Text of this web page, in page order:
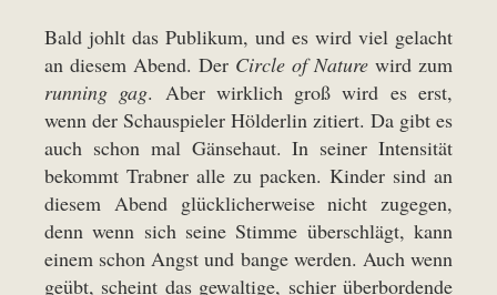
Bald johlt das Publikum, und es wird viel gelacht
an diesem Abend. Der Circle of Nature wird zum
running gag. Aber wirklich groß wird es erst,
wenn der Schauspieler Hölderlin zitiert. Da gibt es
auch schon mal Gänsehaut. In seiner Intensität
bekommt Trabner alle zu packen. Kinder sind an
diesem Abend glücklicherweise nicht zugegen,
denn wenn sich seine Stimme überschlägt, kann
einem schon Angst und bange werden. Auch wenn
geübt, scheint das gewaltige, schier überbordende